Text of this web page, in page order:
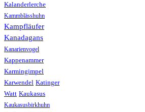
Kalanderlerche
Kammblässhuhn
Kampfläufer
Kanadagans
Kanarienvogel
Kappenammer
Karmingimpel
Karwendel Katinger
Watt Kaukasus
Kaukasusbirkhuhn